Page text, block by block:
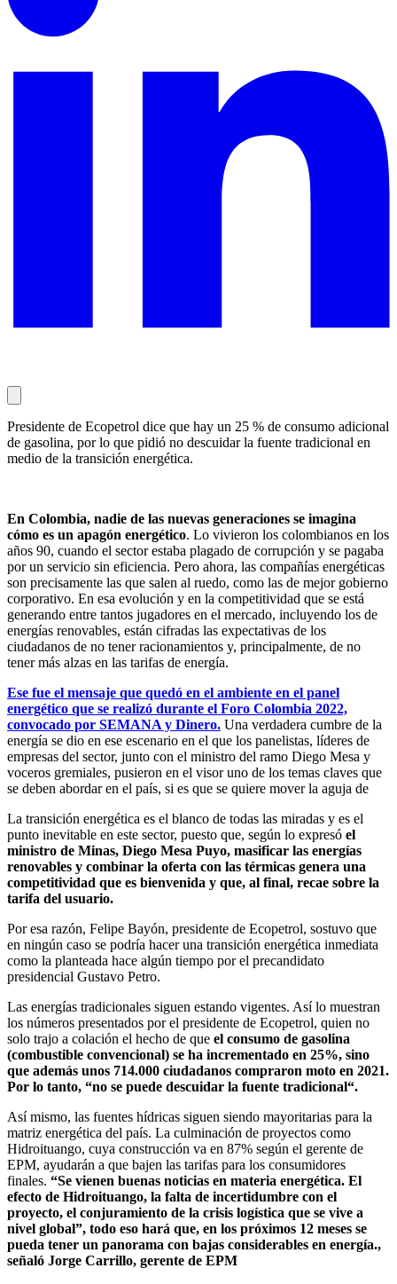
Presidente de Ecopetrol dice que hay un 25 % de consumo adicional
de gasolina, por lo que pidió no descuidar la fuente tradicional en
medio de la transición energética.
En Colombia, nadie de las nuevas generaciones se imagina
cómo es un apagón energético. Lo vivieron los colombianos en los
años 90, cuando el sector estaba plagado de corrupción y se pagaba
por un servicio sin eficiencia. Pero ahora, las compañías energéticas
son precisamente las que salen al ruedo, como las de mejor gobierno
corporativo. En esa evolución y en la competitividad que se está
generando entre tantos jugadores en el mercado, incluyendo los de
energías renovables, están cifradas las expectativas de los
ciudadanos de no tener racionamientos y, principalmente, de no
tener más alzas en las tarifas de energía.
Ese fue el mensaje que quedó en el ambiente en el panel
energético que se realizó durante el Foro Colombia 2022,
convocado por SEMANA y Dinero. Una verdadera cumbre de la
energía se dio en ese escenario en el que los panelistas, líderes de
empresas del sector, junto con el ministro del ramo Diego Mesa y
voceros gremiales, pusieron en el visor uno de los temas claves que
se deben abordar en el país, si es que se quiere mover la aguja de
La transición energética es el blanco de todas las miradas y es el
punto inevitable en este sector, puesto que, según lo expresó el
ministro de Minas, Diego Mesa Puyo, masificar las energías
renovables y combinar la oferta con las térmicas genera una
competitividad que es bienvenida y que, al final, recae sobre la
tarifa del usuario.
Por esa razón, Felipe Bayón, presidente de Ecopetrol, sostuvo que
en ningún caso se podría hacer una transición energética inmediata
como la planteada hace algún tiempo por el precandidato
presidencial Gustavo Petro.
Las energías tradicionales siguen estando vigentes. Así lo muestran
los números presentados por el presidente de Ecopetrol, quien no
solo trajo a colación el hecho de que el consumo de gasolina
(combustible convencional) se ha incrementado en 25%, sino
que además unos 714.000 ciudadanos compraron moto en 2021.
Por lo tanto, “no se puede descuidar la fuente tradicional“.
Así mismo, las fuentes hídricas siguen siendo mayoritarias para la
matriz energética del país. La culminación de proyectos como
Hidroituango, cuya construcción va en 87% según el gerente de
EPM, ayudarán a que bajen las tarifas para los consumidores
finales. “Se vienen buenas noticias en materia energética. El
efecto de Hidroituango, la falta de incertidumbre con el
proyecto, el conjuramiento de la crisis logística que se vive a
nivel global”, todo eso hará que, en los próximos 12 meses se
pueda tener un panorama con bajas considerables en energía.,
señaló Jorge Carrillo, gerente de EPM